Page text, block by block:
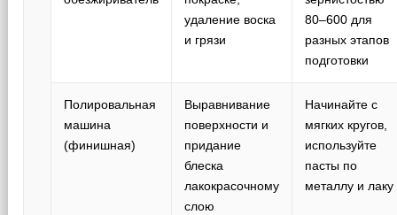
удаление воска
и грязи
80–600 для
разных этапов
подготовки
Полировальная
машина
(финишная)
Выравнивание
поверхности и
придание
блеска
лакокрасочному
слою
Начинайте с
мягких кругов,
используйте
пасты по
металлу и лаку